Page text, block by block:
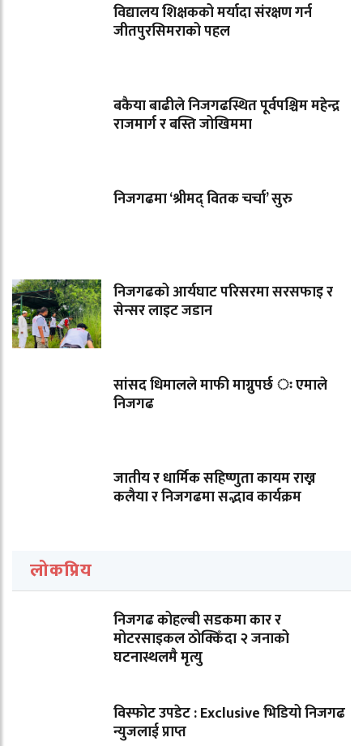
विद्यालय शिक्षकको मर्यादा संरक्षण गर्न
जीतपुरसिमराको पहल
बकैया बाढीले निजगढस्थित पूर्वपश्चिम महेन्द्र
राजमार्ग र बस्ति जोखिममा
निजगढमा ‘श्रीमद् वितक चर्चा’ सुरु
निजगढको आर्यघाट परिसरमा सरसफाइ र
सेन्सर लाइट जडान
सांसद धिमालले माफी माग्नुपर्छ ः एमाले
निजगढ
जातीय र धार्मिक सहिष्णुता कायम राख्न
कलैया र निजगढमा सद्भाव कार्यक्रम
लोकप्रिय
निजगढ कोहल्बी सडकमा कार र
मोटरसाइकल ठोक्किँदा २ जनाको
घटनास्थलमै मृत्यु
विस्फोट उपडेट : Exclusive भिडियो निजगढ
न्युजलाई प्राप्त